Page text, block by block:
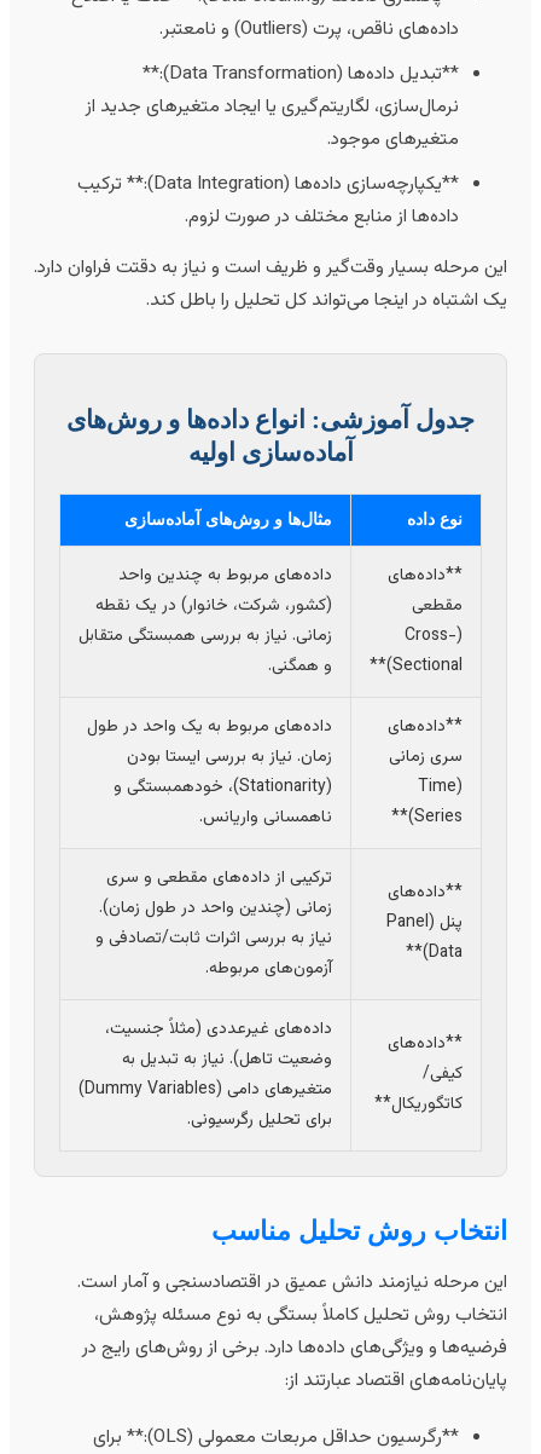
داده‌های ناقص، پرت (Outliers) و نامعتبر.
**تبدیل داده‌ها (Data Transformation):**
نرمال‌سازی، لگاریتم‌گیری یا ایجاد متغیرهای جدید از
متغیرهای موجود.
**یکپارچه‌سازی داده‌ها (Data Integration):** ترکیب
داده‌ها از منابع مختلف در صورت لزوم.
مرحله بسیار وقت‌گیر و ظریف است و نیاز به دقتت فراوان دارد.
اشتباه در اینجا می‌تواند کل تحلیل را باطل کند.
جدول آموزشی: انواع داده‌ها و روش‌های
آماده‌سازی اولیه
نوع داده مثال‌ها و روش‌های آماده‌سازی
**داده‌های
مقطعی
(Cross-
Sectional)**
داده‌های مربوط به چندین واحد
(کشور، شرکت، خانوار) در یک نقطه
زمانی. نیاز به بررسی همبستگی متقابل
و همگنی.
**داده‌های
سری زمانی
(Time
Series)**
داده‌های مربوط به یک واحد در طول
زمان. نیاز به بررسی ایستا بودن
(Stationarity)، خودهمبستگی و
ناهمسانی واریانس.
**داده‌های
پنل (Panel
ترکیبی از داده‌های مقطعی و سری
زمانی (چندین واحد در طول زمان).
نیاز به بررسی اثرات ثابت/تصادفی و
آزمون‌های مربوطه.
**داده‌های
کیفی/
کاتگوریکال**
داده‌های غیرعددی (مثلاً جنسیت،
وضعیت تاهل). نیاز به تبدیل به
متغیرهای دامی (Dummy Variables)
برای تحلیل رگرسیونی.
روش تحلیل مناسب
مرحله نیازمند دانش عمیق در اقتصادسنجی و آمار است.
روش تحلیل کاملاً بستگی به نوع مسئله پژوهش،
و ویژگی‌های داده‌ها دارد. برخی از روش‌های رایج در
اقتصاد عبارتند از:
**رگرسیون حداقل مربعات معمولی (OLS):** برای